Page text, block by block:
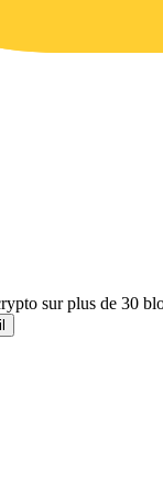
sur plus de 30